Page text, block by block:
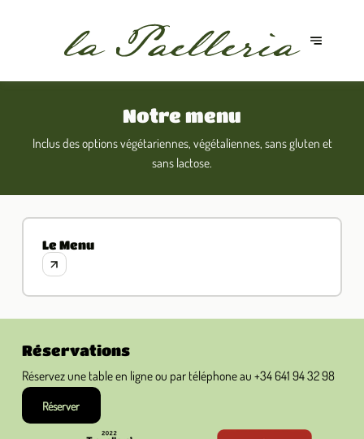
Notre menu
Inclus des options végétariennes, végétaliennes, sans gluten et
sans lactose.
Le Menu
Réservations
Réservez une table en ligne ou par téléphone au +34 641 94 32 98
Réserver